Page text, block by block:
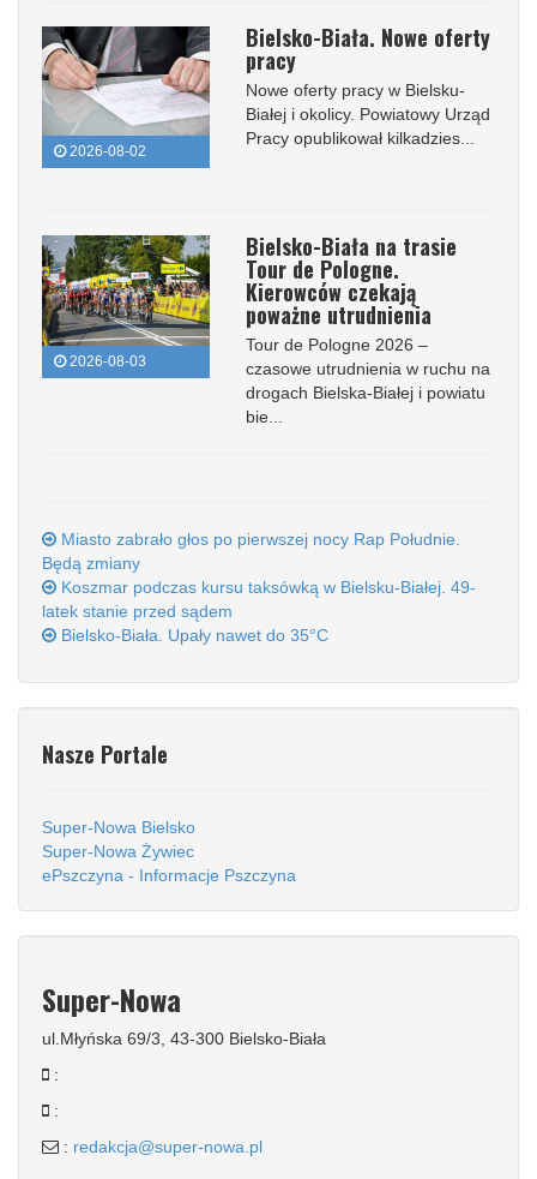
2026-08-02
Bielsko-Biała. Nowe oferty
pracy
Nowe oferty pracy w Bielsku-
Białej i okolicy. Powiatowy Urząd
Pracy opublikował kilkadzies...
2026-08-03
Bielsko-Biała na trasie
Tour de Pologne.
Kierowców czekają
poważne utrudnienia
Tour de Pologne 2026 –
czasowe utrudnienia w ruchu na
drogach Bielska-Białej i powiatu
bie...
Miasto zabrało głos po pierwszej nocy Rap Południe.
Będą zmiany
Koszmar podczas kursu taksówką w Bielsku-Białej. 49-
latek stanie przed sądem
Bielsko-Biała. Upały nawet do 35°C
Nasze Portale
Super-Nowa Bielsko
Super-Nowa Żywiec
ePszczyna - Informacje Pszczyna
Super-Nowa
ul.Młyńska 69/3, 43-300 Bielsko-Biała
:
:
: redakcja@super-nowa.pl